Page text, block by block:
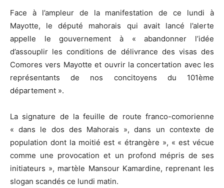
Face à l’ampleur de la manifestation de ce lundi à
Mayotte, le député mahorais qui avait lancé l’alerte
appelle le gouvernement à « abandonner l’idée
d’assouplir les conditions de délivrance des visas des
Comores vers Mayotte et ouvrir la concertation avec les
représentants de nos concitoyens du 101ème
département ».
La signature de la feuille de route franco-comorienne
« dans le dos des Mahorais », dans un contexte de
population dont la moitié est « étrangère », « est vécue
comme une provocation et un profond mépris de ses
initiateurs », martèle Mansour Kamardine, reprenant les
slogan scandés ce lundi matin.